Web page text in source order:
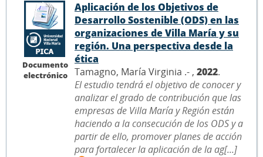
Documento
electrónico
Aplicación de los Objetivos de
Desarrollo Sostenible (ODS) en las
organizaciones de Villa María y su
región. Una perspectiva desde la
ética
Tamagno, María Virginia .- , 2022.
El estudio tendrá el objetivo de conocer y
analizar el grado de contribución que las
empresas de Villa María y Región están
haciendo a la consecución de los ODS y a
partir de ello, promover planes de acción
para fortalecer la aplicación de la ag[...]